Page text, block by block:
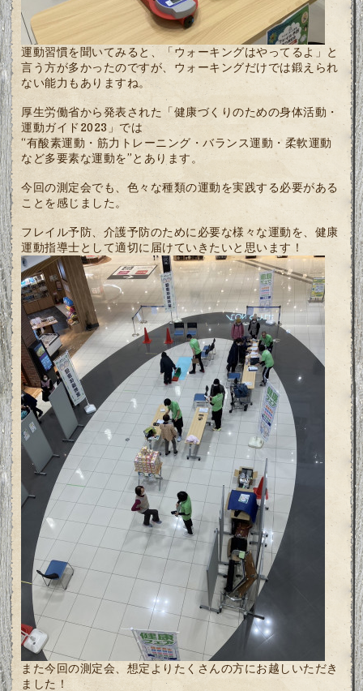
運動習慣を聞いてみると、「ウォーキングはやってるよ」と
言う方が多かったのですが、ウォーキングだけでは鍛えられ
ない能力もありますね。
厚生労働省から発表された「健康づくりのための身体活動・
運動ガイド2023」では
“有酸素運動・筋力トレーニング・バランス運動・柔軟運動
など多要素な運動を”とあります。
今回の測定会でも、色々な種類の運動を実践する必要がある
ことを感じました。
フレイル予防、介護予防のために必要な様々な運動を、健康
運動指導士として適切に届けていきたいと思います！
また今回の測定会、想定よりたくさんの方にお越しいただき
ました！